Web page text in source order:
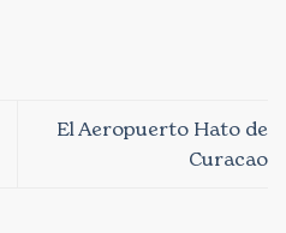
El Aeropuerto Hato de
Curacao